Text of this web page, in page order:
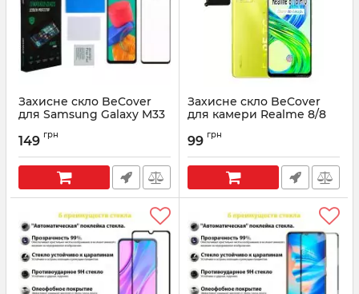
Захисне скло BeCover
для Samsung Galaxy M33
Артикул:
149 грн
Захисне скло BeCover
для камери Realme 8/8
Артикул:
99 грн